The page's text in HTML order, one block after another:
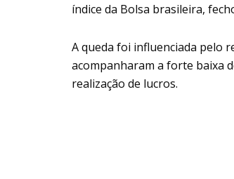
índice da Bolsa brasileira,
A queda foi influenciada pelo
acompanharam a forte baixa
realização de lucros.